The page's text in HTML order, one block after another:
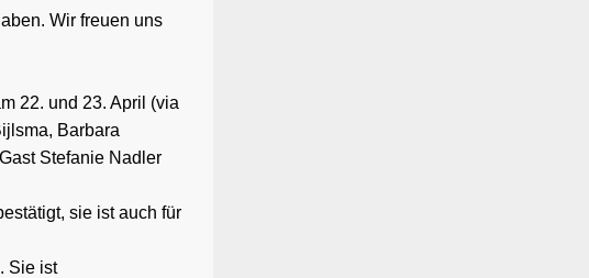
Wir freuen uns
22. und 23. April (via
Barbara
Stefanie Nadler
sie ist auch für
Sie ist